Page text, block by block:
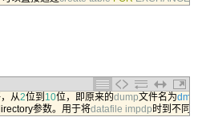
从2位到 10位，即原来的dump文件名为dmp
参数。用于将datafile impdp时到不同